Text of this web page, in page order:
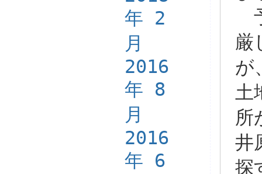
年 2
月
2016
年 8
月
2016
年 6
厳
が
土
所
井
探